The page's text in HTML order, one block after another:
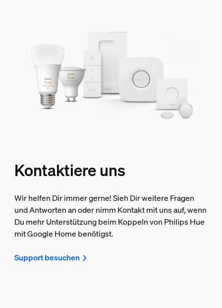
Kontaktiere uns
Wir helfen Dir immer gerne! Sieh Dir weitere Fragen
und Antworten an oder nimm Kontakt mit uns auf, wenn
Du mehr Unterstützung beim Koppeln von Philips Hue
mit Google Home benötigst.
Support besuchen